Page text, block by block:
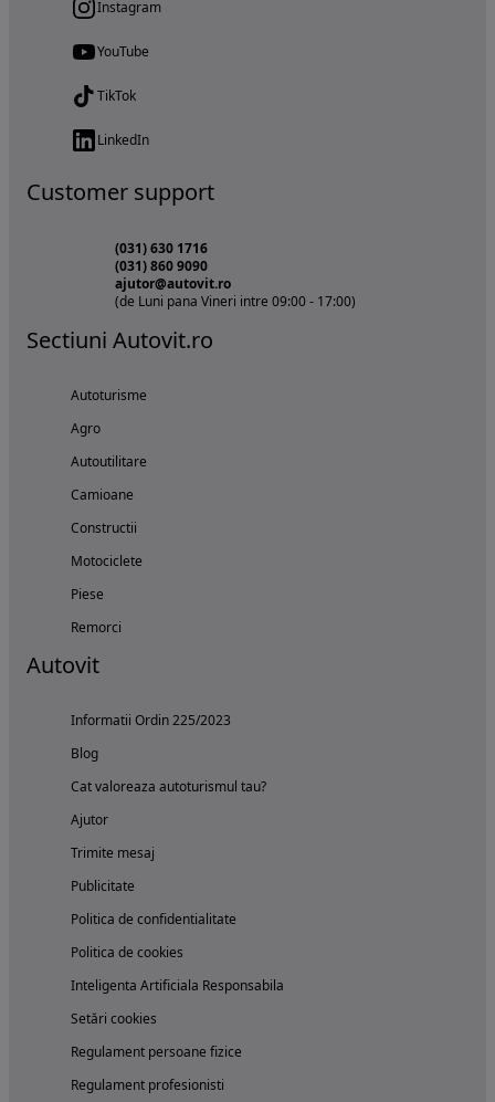
Instagram
YouTube
TikTok
LinkedIn
Customer support
(031) 630 1716
(031) 860 9090
ajutor@autovit.ro
(de Luni pana Vineri intre 09:00 - 17:00)
Sectiuni Autovit.ro
Autoturisme
Agro
Autoutilitare
Camioane
Constructii
Motociclete
Piese
Remorci
Autovit
Informatii Ordin 225/2023
Blog
Cat valoreaza autoturismul tau?
Ajutor
Trimite mesaj
Publicitate
Politica de confidentialitate
Politica de cookies
Inteligenta Artificiala Responsabila
Setări cookies
Regulament persoane fizice
Regulament profesionisti